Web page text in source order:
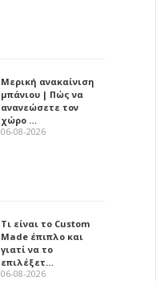
Μερική ανακαίνιση
μπάνιου | Πώς να
ανανεώσετε τον
χώρο …
06-08-2026
Τι είναι το Custom
Made έπιπλο και
γιατί να το
επιλέξετ…
06-08-2026